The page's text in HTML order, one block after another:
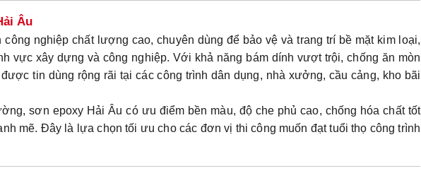
Âu
công nghiệp chất lượng cao, chuyên dùng để bảo vệ và trang trí bề mặt kim loại,
vực xây dựng và công nghiệp. Với khả năng bám dính vượt trội, chống ăn mòn
tin dùng rộng rãi tại các công trình dân dụng, nhà xưởng, cầu cảng, kho bãi
sơn epoxy Hải Âu có ưu điểm bền màu, độ che phủ cao, chống hóa chất tốt
mẽ. Đây là lựa chọn tối ưu cho các đơn vị thi công muốn đạt tuổi thọ công trình